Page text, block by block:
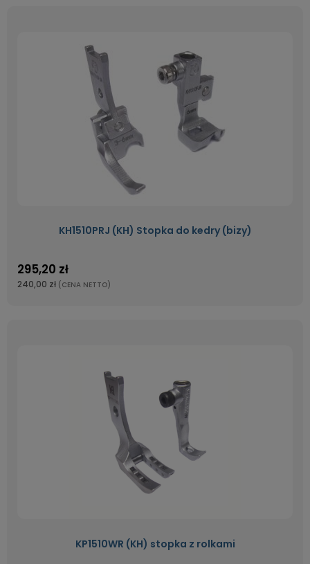
KH1510PRJ (KH) Stopka do kedry (bizy)
295,20 zł
240,00 zł (CENA NETTO)
KP1510WR (KH) stopka z rolkami